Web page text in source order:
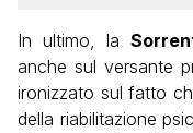
In ultimo, la
anche sul versante
ironizzato sul fatto
della riabilitazione